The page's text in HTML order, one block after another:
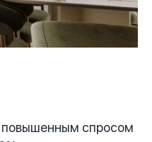
повышенным спросом